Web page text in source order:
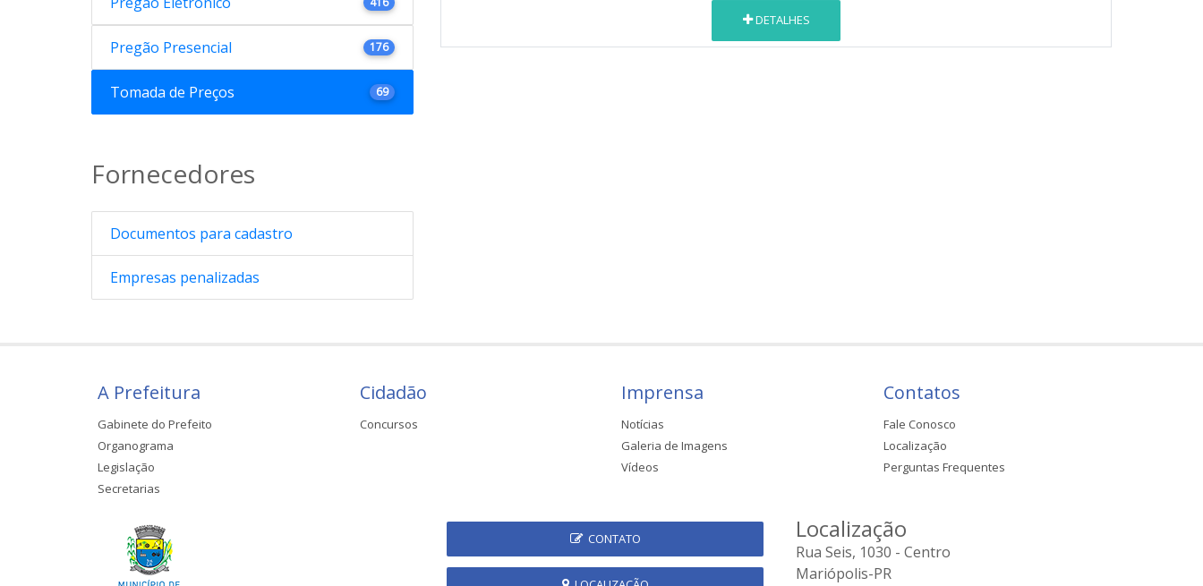
Pregão Presencial 176
Tomada de Preços 69
Fornecedores
Documentos para cadastro
Empresas penalizadas
DETALHES
A Prefeitura
Gabinete do Prefeito
Organograma
Legislação
Secretarias
Cidadão
Concursos
Imprensa
Notícias
Galeria de Imagens
Vídeos
Contatos
Fale Conosco
Localização
Perguntas Frequentes
CONTATO Localização
Rua Seis, 1030 - Centro
Mariópolis-PR